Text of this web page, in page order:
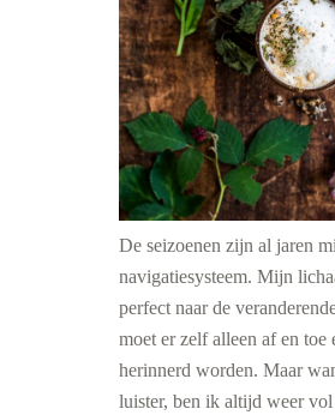
De seizoenen zijn al jaren
navigatiesysteem. Mijn
perfect naar de
moet er zelf alleen af en toe
herinnerd worden. Maar
luister, ben ik altijd weer vol